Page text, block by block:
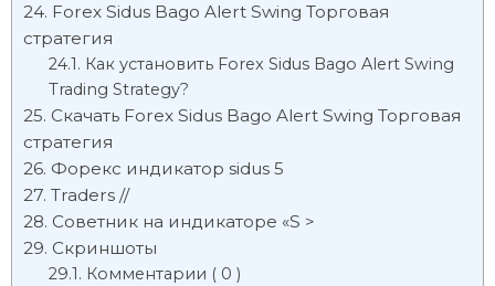
Forex Sidus Bago Alert Swing Торговая
стратегия
Как установить Forex Sidus Bago Alert Swing
Trading Strategy?
Скачать Forex Sidus Bago Alert Swing Торговая
стратегия
Форекс индикатор sidus 5
Traders //
Советник на индикаторе «S >
Скриншоты
Комментарии ( 0 )